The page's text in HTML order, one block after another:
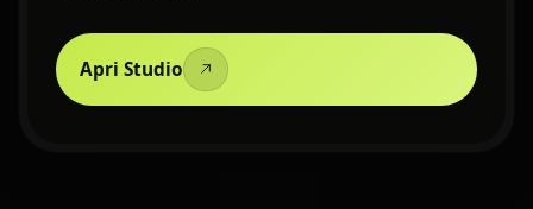
Apri Studio